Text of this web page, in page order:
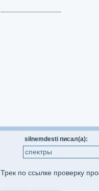
silnemdesti писал(а):
спектры
Трек по ссылке проверку